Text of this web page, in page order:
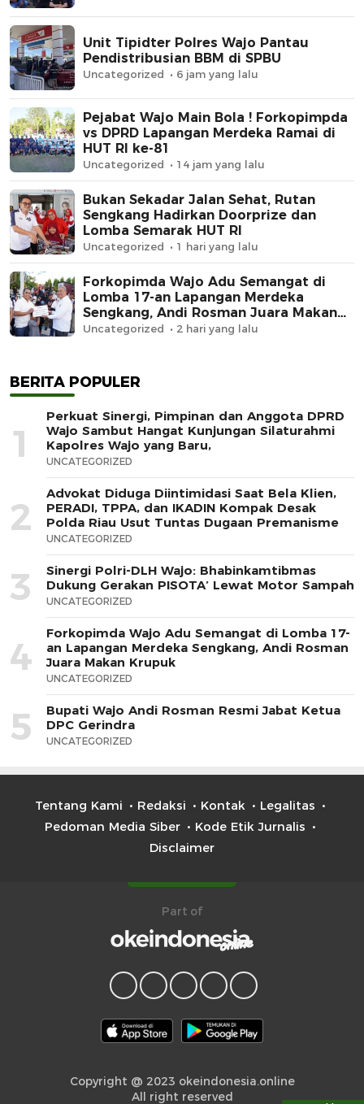
Unit Tipidter Polres Wajo Pantau
Pendistribusian BBM di SPBU
Uncategorized 6 jam yang lalu
Pejabat Wajo Main Bola ! Forkopimpda
vs DPRD Lapangan Merdeka Ramai di
HUT RI ke-81
Uncategorized 14 jam yang lalu
Bukan Sekadar Jalan Sehat, Rutan
Sengkang Hadirkan Doorprize dan
Lomba Semarak HUT RI
Uncategorized 1 hari yang lalu
Forkopimda Wajo Adu Semangat di
Lomba 17-an Lapangan Merdeka
Sengkang, Andi Rosman Juara Makan
Krupuk
Uncategorized 2 hari yang lalu
BERITA POPULER
1
Perkuat Sinergi, Pimpinan dan Anggota DPRD
Wajo Sambut Hangat Kunjungan Silaturahmi
Kapolres Wajo yang Baru,
UNCATEGORIZED
2
Advokat Diduga Diintimidasi Saat Bela Klien,
PERADI, TPPA, dan IKADIN Kompak Desak
Polda Riau Usut Tuntas Dugaan Premanisme
UNCATEGORIZED
3
Sinergi Polri-DLH Wajo: Bhabinkamtibmas
Dukung Gerakan PISOTA’ Lewat Motor Sampah
UNCATEGORIZED
4
Forkopimda Wajo Adu Semangat di Lomba 17-
an Lapangan Merdeka Sengkang, Andi Rosman
Juara Makan Krupuk
UNCATEGORIZED
5
Bupati Wajo Andi Rosman Resmi Jabat Ketua
DPC Gerindra
UNCATEGORIZED
Tentang Kami Redaksi Kontak
Legalitas
Pedoman Media Siber
Kode Etik Jurnalis
Disclaimer
Part of
Copyright @ 2023 okeindonesia.online
All right reserved